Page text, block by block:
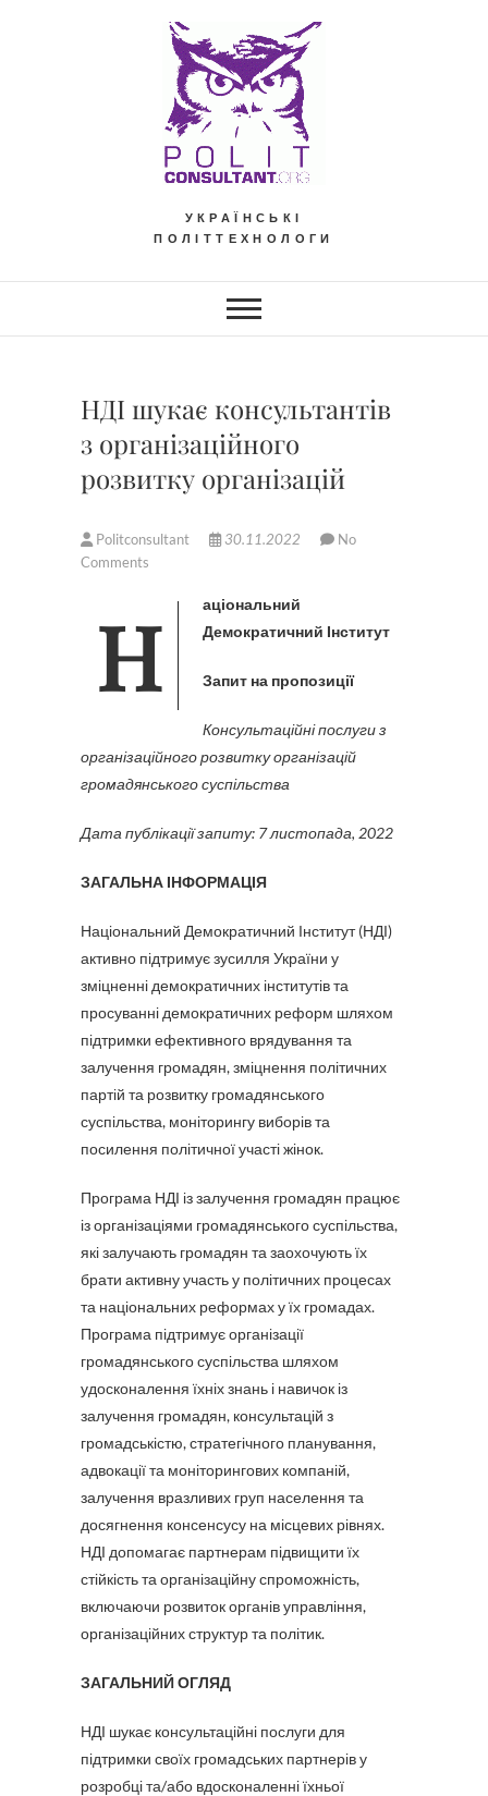
УКРАЇНСЬКІ
ПОЛІТТЕХНОЛОГИ
НДІ шукає консультантів
з організаційного
розвитку організацій
Politconsultant 30.11.2022
No
Comments
Національний Демократичний Інститут
Запит на пропозиції
Консультаційні послуги з
організаційного розвитку організацій
громадянського суспільства
Дата публікації запиту: 7 листопада, 2022
ЗАГАЛЬНА ІНФОРМАЦІЯ
Національний Демократичний Інститут (НДІ)
активно підтримує зусилля України у
зміцненні демократичних інститутів та
просуванні демократичних реформ шляхом
підтримки ефективного врядування та
залучення громадян, зміцнення політичних
партій та розвитку громадянського
суспільства, моніторингу виборів та
посилення політичної участі жінок.
Програма НДІ із залучення громадян працює
із організаціями громадянського суспільства,
які залучають громадян та заохочують їх
брати активну участь у політичних процесах
та національних реформах у їх громадах.
Програма підтримує організації
громадянського суспільства шляхом
удосконалення їхніх знань і навичок із
залучення громадян, консультацій з
громадськістю, стратегічного планування,
адвокації та моніторингових компаній,
залучення вразливих груп населення та
досягнення консенсусу на місцевих рівнях.
НДІ допомагає партнерам підвищити їх
стійкість та організаційну спроможність,
включаючи розвиток органів управління,
організаційних структур та політик.
ЗАГАЛЬНИЙ ОГЛЯД
НДІ шукає консультаційні послуги для
підтримки своїх громадських партнерів у
розробці та/або вдосконаленні їхньої